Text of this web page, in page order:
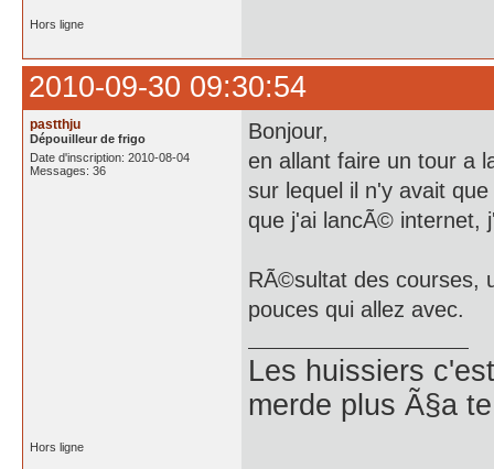
Hors ligne
2010-09-30 09:30:54
pastthju
Dépouilleur de frigo
Date d'inscription: 2010-08-04
Messages: 36
Bonjour,
en allant faire un tour a
sur lequel il n'y avait
que j'ai lancÃ© internet,
RÃ©sultat des courses,
pouces qui allez avec.
Les huissiers
merde plus Ã§a
Hors ligne